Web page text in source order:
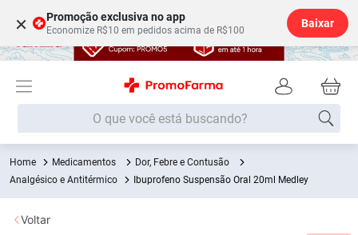
× Promoção exclusiva no app
Economize R$10 em pedidos acima de R$100
Baixar
O que você está buscando?
Medicamentos
Dor, Febre e Contusão
Analgésico e Antitérmico
Ibuprofeno Suspensão Oral 20ml Medley
Voltar
Termos mais buscados
1º Fralda
2